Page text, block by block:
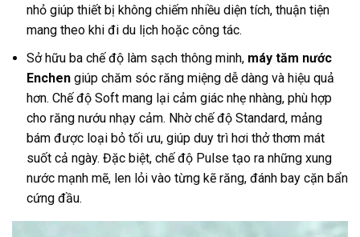
nhỏ giúp thiết bị không chiếm nhiều diện tích, thuận tiện
mang theo khi đi du lịch hoặc công tác.
Sở hữu ba chế độ làm sạch thông minh, máy tăm nước
Enchen giúp chăm sóc răng miệng dễ dàng và hiệu quả
hơn. Chế độ Soft mang lại cảm giác nhẹ nhàng, phù hợp
cho răng nướu nhạy cảm. Nhờ chế độ Standard, mảng
bám được loại bỏ tối ưu, giúp duy trì hơi thở thơm mát
suốt cả ngày. Đặc biệt, chế độ Pulse tạo ra những xung
nước mạnh mẽ, len lỏi vào từng kẽ răng, đánh bay cặn bẩn
cứng đầu.